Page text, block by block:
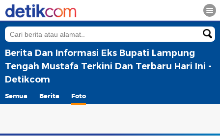
Berita Dan Informasi Eks Bupati Lampung
Tengah Mustafa Terkini Dan Terbaru Hari Ini -
Detikcom
Semua Berita Foto